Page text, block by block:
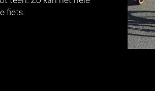
fiets.